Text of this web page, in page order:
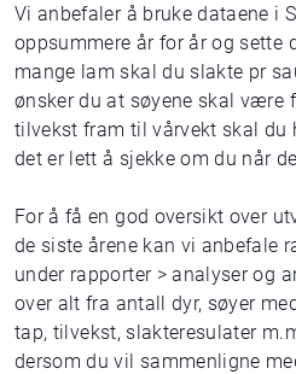
Vi anbefaler å bruke dataene i
oppsummere år for år og sette
mange lam skal du slakte pr
ønsker du at søyene skal være
tilvekst fram til vårvekt skal du
det er lett å sjekke om du når
For å få en god oversikt over
de siste årene kan vi anbefale
under rapporter > analyser og
over alt fra antall dyr, søyer
tap, tilvekst, slakteresulater
dersom du vil sammenligne